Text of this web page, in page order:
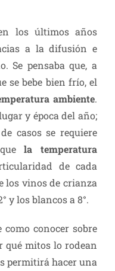
los últimos años
a la difusión e
Se pensaba que, a
se bebe bien frío, el
ambiente.
y época del año;
casos se requiere
la temperatura
de cada
los vinos de crianza
y los blancos a 8°.
conocer sobre
qué mitos lo rodean
permitirá hacer una